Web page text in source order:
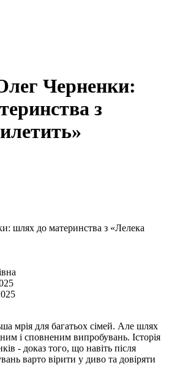
Черненки:
з
шлях до материнства з «Лелека
мрія для багатьох сімей. Але шлях
і сповненим випробувань. Історія
- доказ того, що навіть після
варто вірити у диво та довіряти